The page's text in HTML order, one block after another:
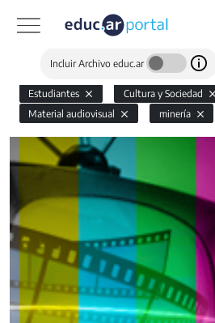
Incluir Archivo educ.ar
Estudiantes Cultura y Sociedad
Material audiovisual
minería